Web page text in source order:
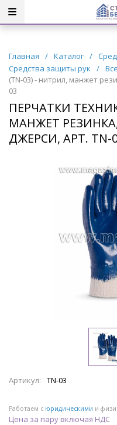
Главная / Каталог /
Средства защиты рук
/
(TN-03) - нитрил, манжет
03
ПЕРЧАТКИ
МАНЖЕТ
ДЖЕРСИ, АРТ. TN-
Артикул: TN-03
Работаем с юридическими и
Цена за пару включая НДС